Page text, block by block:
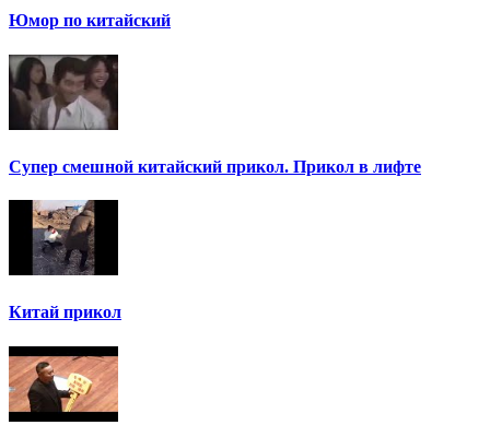
Юмор по китайский
Супер смешной китайский прикол. Прикол в лифте
Китай прикол